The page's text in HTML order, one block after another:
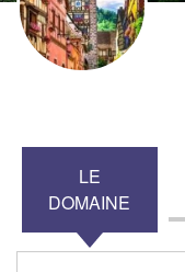
LE
DOMAINE